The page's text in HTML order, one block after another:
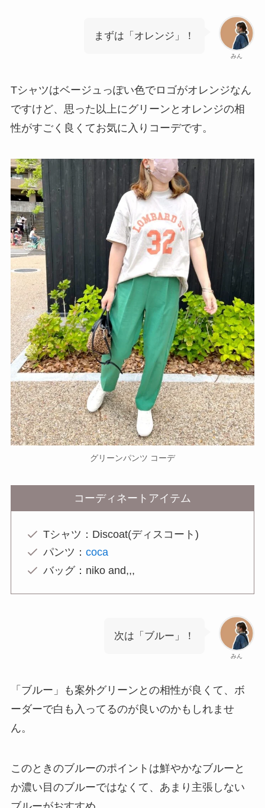
みん
まずは「オレンジ」！
Tシャツはベージュっぽい色でロゴがオレンジなん
ですけど、思った以上にグリーンとオレンジの相
性がすごく良くてお気に入りコーデです。
グリーンパンツ コーデ
コーディネートアイテム
Tシャツ：Discoat(ディスコート)
パンツ： coca
バッグ：niko and,,,
みん
次は「ブルー」！
「ブルー」も案外グリーンとの相性が良くて、ボ
ーダーで白も入ってるのが良いのかもしれませ
ん。
このときのブルーのポイントは鮮やかなブルーと
か濃い目のブルーではなくて、あまり主張しない